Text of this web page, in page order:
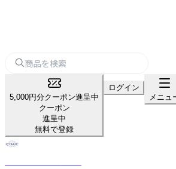
5,000円分クーポン進呈中
クーポン
進呈中
無料で登録
ログイン
メニュ